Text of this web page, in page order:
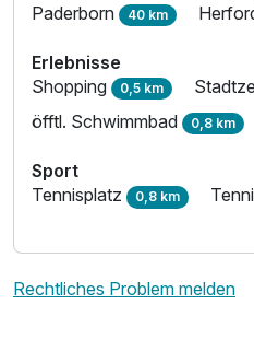
Paderborn 40 km
Erlebnisse
Shopping 0,5 km
öfftl. Schwimmbad 0,8 km
Sport
Tennisplatz 0,8 km
Rechtliches Problem melden